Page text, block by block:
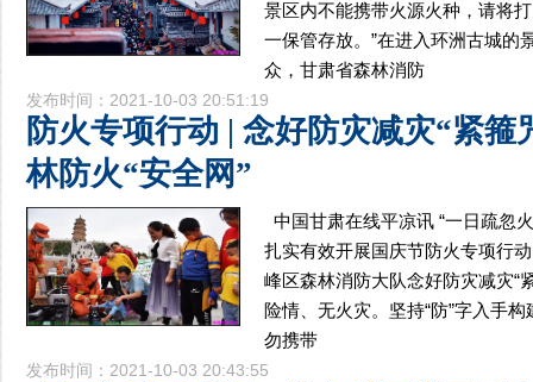
景区内不能携带火源火种，请将
一保管存放。”在进入环洲古城的
众，甘肃省森林消防
发布时间：2021-10-03 20:51:19
防火专项行动 | 念好防灾减灾“紧箍
林防火“安全网”
中国甘肃在线平凉讯 “一日疏忽
扎实有效开展国庆节防火专项行
峰区森林消防大队念好防灾减灾“
险情、无火灾。坚持“防”字入手
勿携带
发布时间：2021-10-03 20:43:55